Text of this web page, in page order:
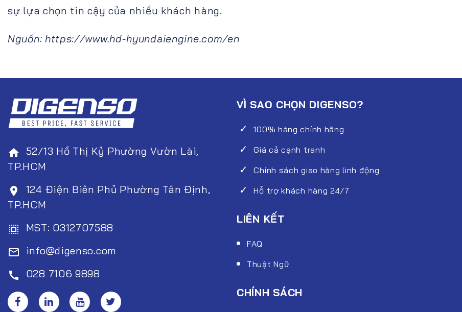
sự lựa chọn tin cậy của nhiều khách hàng.
Nguồn: https://www.hd-hyundaiengine.com/en
home 52/13 Hồ Thị Kỷ Phường Vườn Lài,
TP.HCM
room
124 Điện Biên Phủ Phường Tân Định,
TP.HCM
select_all MST: 0312707588
mail_outline info@digenso.com
call 028 7106 9898
VÌ SAO CHỌN DIGENSO?
100% hàng chính hãng
Giá cả cạnh tranh
Chính sách giao hàng linh động
Hỗ trợ khách hàng 24/7
LIÊN KẾT
FAQ
Thuật Ngữ
CHÍNH SÁCH